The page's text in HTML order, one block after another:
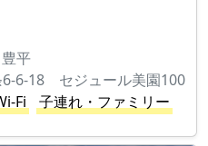
平
6-6-18 セジュール美園100
Fi
子連れ・ファミリー